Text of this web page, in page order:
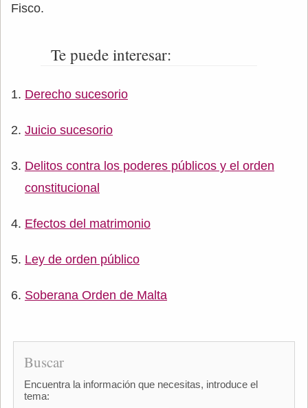
Fisco.
Te puede interesar:
Derecho sucesorio
Juicio sucesorio
Delitos contra los poderes públicos y el orden
constitucional
Efectos del matrimonio
Ley de orden público
Soberana Orden de Malta
Buscar
Encuentra la información que necesitas, introduce el
tema: